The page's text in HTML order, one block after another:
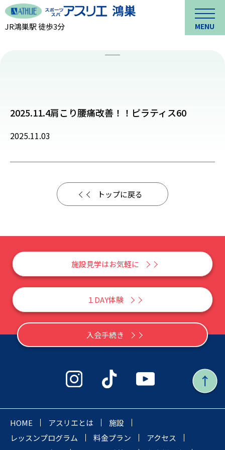
JR鴻巣駅 徒歩3分 MENU
2025.11.4肩こり腰痛改善！！ピラティス60
2025.11.03
トップに戻る
施設見学はお気軽に
１DAY体験
入会手続き
HOME アスリエとは
施設
レッスンプログラム
料金プラン
アクセス